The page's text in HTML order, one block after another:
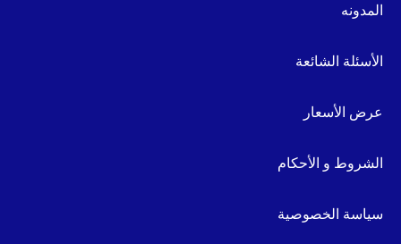
المدونه
الأسئلة الشائعة
عرض الأسعار
الشروط و الأحكام
سياسة الخصوصية